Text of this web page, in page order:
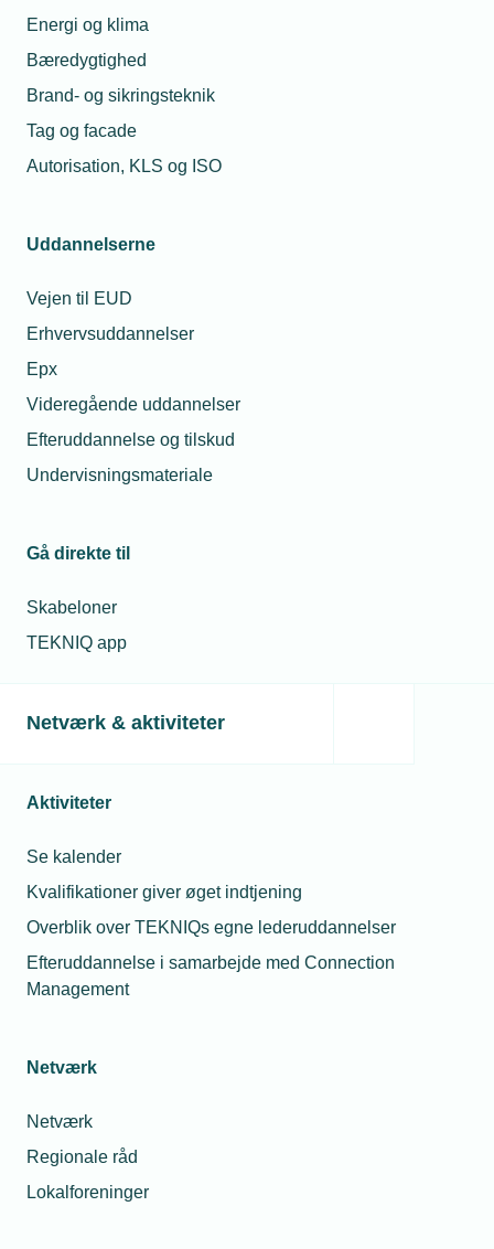
Energi og klima
Bæredygtighed
Brand- og sikringsteknik
Tag og facade
Autorisation, KLS og ISO
Uddannelserne
Vejen til EUD
Erhvervsuddannelser
Epx
Videregående uddannelser
Efteruddannelse og tilskud
Undervisningsmateriale
Gå direkte til
Skabeloner
TEKNIQ app
Netværk & aktiviteter
Aktiviteter
Se kalender
Kvalifikationer giver øget indtjening
Overblik over TEKNIQs egne lederuddannelser
Efteruddannelse i samarbejde med Connection
Management
Netværk
Netværk
Regionale råd
Lokalforeninger